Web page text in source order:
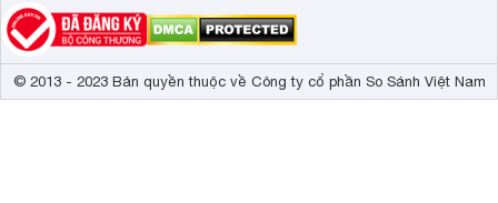
© 2013 - 2023 Bản quyền thuộc về Công ty cổ phần So Sánh Việt Nam